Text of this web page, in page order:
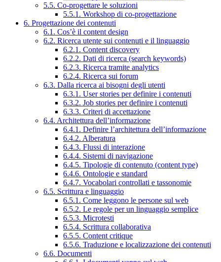
5.5. Co-progettare le soluzioni
5.5.1. Workshop di co-progettazione
6. Progettazione dei contenuti
6.1. Cos’è il content design
6.2. Ricerca utente sui contenuti e il linguaggio
6.2.1. Content discovery
6.2.2. Dati di ricerca (search keywords)
6.2.3. Ricerca tramite analytics
6.2.4. Ricerca sui forum
6.3. Dalla ricerca ai bisogni degli utenti
6.3.1. User stories per definire i contenuti
6.3.2. Job stories per definire i contenuti
6.3.3. Criteri di accettazione
6.4. Architettura dell’informazione
6.4.1. Definire l’architettura dell’informazione
6.4.2. Alberatura
6.4.3. Flussi di interazione
6.4.4. Sistemi di navigazione
6.4.5. Tipologie di contenuto (content type)
6.4.6. Ontologie e standard
6.4.7. Vocabolari controllati e tassonomie
6.5. Scrittura e linguaggio
6.5.1. Come leggono le persone sul web
6.5.2. Le regole per un linguaggio semplice
6.5.3. Microtesti
6.5.4. Scrittura collaborativa
6.5.5. Content critique
6.5.6. Traduzione e localizzazione dei contenuti
6.6. Documenti